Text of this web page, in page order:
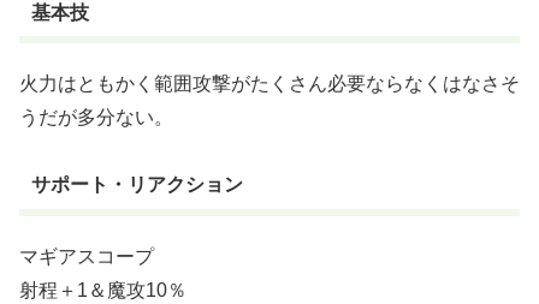
基本技
火力はともかく範囲攻撃がたくさん必要ならなくはなさそ
うだが多分ない。
サポート・リアクション
マギアスコープ
射程＋1＆魔攻10％